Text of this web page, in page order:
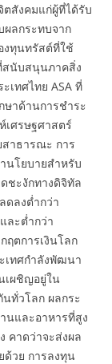
สังคมแก่ผู้ที่ได้รับ
ลกระทบจาก
งทุนทรัสต์ที่ใช้
สนับสนุนภาคสิ่ง
เทศไทย ASA ที่
ษาด้านการชำระ
เศรษฐศาสตร์
าธารณะ การ
นโยบายสำหรับ
ชะงักทางดิจิทัล
ดลงต่ำกว่า
ละต่ำกว่า
ฤตการเงินโลก
เทศกำลังพัฒนา
เผชิญอยู่ใน
ทั่วโลก ผลกระ
นและอาหารที่สูง
คาดว่าจะส่งผล
ด้วย การลงทุน